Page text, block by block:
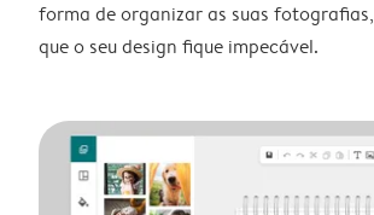
forma de organizar as suas
que o seu design fique impecável.